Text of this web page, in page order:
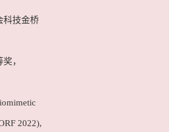
科技金桥
，
2022),